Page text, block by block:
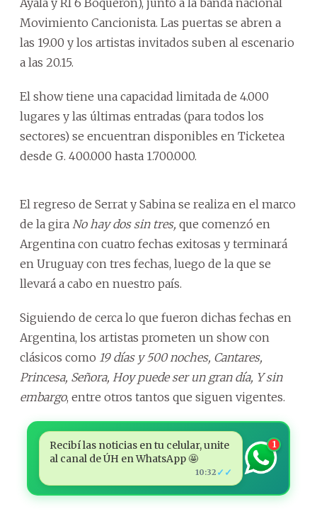
Movimiento Cancionista. Las puertas se abren a
las 19.00 y los artistas invitados suben al escenario
a las 20.15.
El show tiene una capacidad limitada de 4.000
lugares y las últimas entradas (para todos los
sectores) se encuentran disponibles en Ticketea
desde G. 400.000 hasta 1.700.000.
El regreso de Serrat y Sabina se realiza en el marco
de la gira No hay dos sin tres, que comenzó en
Argentina con cuatro fechas exitosas y terminará
en Uruguay con tres fechas, luego de la que se
llevará a cabo en nuestro país.
Siguiendo de cerca lo que fueron dichas fechas en
Argentina, los artistas prometen un show con
clásicos como 19 días y 500 noches, Cantares,
Princesa, Señora, Hoy puede ser un gran día, Y sin
embargo, entre otros tantos que siguen vigentes.
Recibí las noticias en tu celular, unite
al canal de ÚH en WhatsApp 🤩
10:32 ✓✓
1